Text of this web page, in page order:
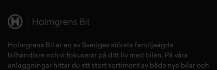
Holmgrens Bil är en av Sveriges största familjeägda
bilhandlare och vi fokuserar på ditt liv med bilen. På våra
anläggningar hittar du ett stort sortiment av både nya bilar och